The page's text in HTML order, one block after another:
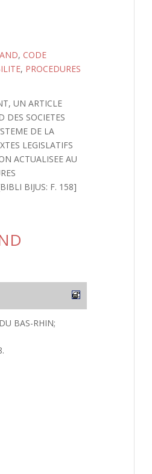
, CODE
, PROCEDURES
UN ARTICLE
DES SOCIETES
DE LA
LEGISLATIFS
ACTUALISEE AU
BIJUS: F. 158]
BAS-RHIN;